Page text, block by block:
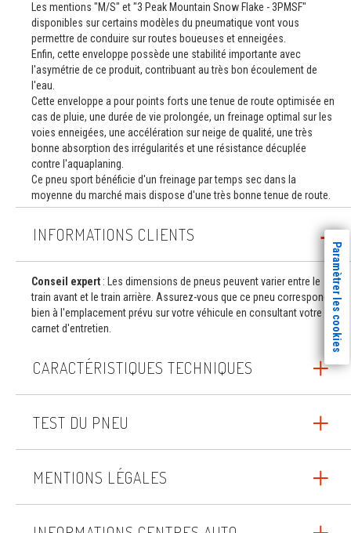
Les mentions "M/S" et "3 Peak Mountain Snow Flake - 3PMSF"
disponibles sur certains modèles du pneumatique vont vous
permettre de conduire sur routes boueuses et enneigées.
Enfin, cette enveloppe possède une stabilité importante avec
l'asymétrie de ce produit, contribuant au très bon écoulement de
l'eau.
Cette enveloppe a pour points forts une tenue de route optimisée en
cas de pluie, une durée de vie prolongée, un freinage optimal sur les
voies enneigées, une accélération sur neige de qualité, une très
bonne absorption des irrégularités et une résistance décuplée
contre l'aquaplaning.
Ce pneu sport bénéficie d'un freinage par temps sec dans la
moyenne du marché mais dispose d'une très bonne tenue de route.
INFORMATIONS CLIENTS
Conseil expert : Les dimensions de pneus peuvent varier entre le
train avant et le train arrière. Assurez-vous que ce pneu correspond
bien à l'emplacement prévu sur votre véhicule en consultant votre
carnet d'entretien.
CARACTÉRISTIQUES TECHNIQUES
TEST DU PNEU
MENTIONS LÉGALES
Paramètrer les cookies